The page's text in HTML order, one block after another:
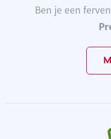
Ben je een